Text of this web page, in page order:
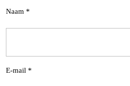
Naam *
E-mail *